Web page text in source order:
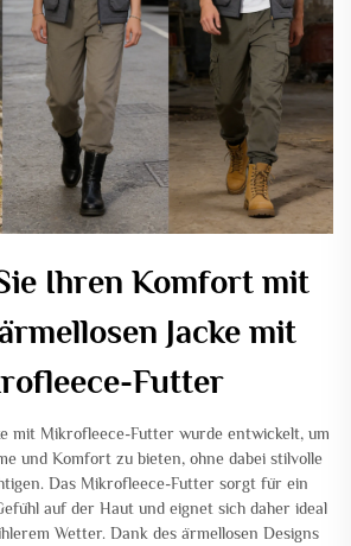
Ihren Komfort mit
Jacke mit
Futter
mit Mikrofleece-Futter wurde entwickelt, um
und Komfort zu bieten, ohne dabei stilvolle
Das Mikrofleece-Futter sorgt für ein
auf der Haut und eignet sich daher ideal
Wetter. Dank des ärmellosen Designs